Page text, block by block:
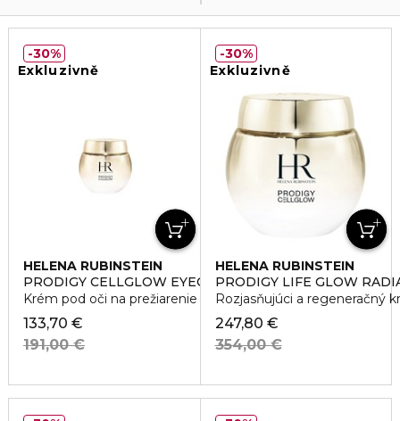
Exkluzivně
HELENA RUBINSTEIN
PRODIGY CELLGLOW EYECREAM
Krém pod oči na prežiarenie
133,70 €
191,00 €
30%
Exkluzivně
HELENA RUBINSTEIN
PRODIGY LIFE GLOW
Rozjasňujúci a regeneračný
247,80 €
354,00 €
30%